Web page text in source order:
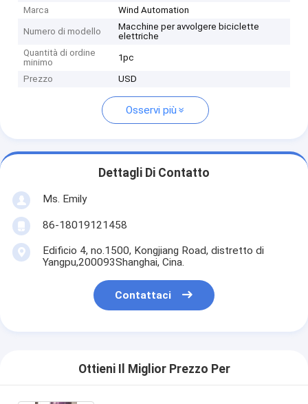
Marca
Wind Automation
Numero di modello
Macchine per avvolgere biciclette
elettriche
Quantità di ordine
minimo
1pc
Prezzo USD
Osservi più
Dettagli Di Contatto
Ms. Emily
86-18019121458
Edificio 4, no.1500, Kongjiang Road, distretto di
Yangpu,200093Shanghai, Cina.
Contattaci
Ottieni Il Miglior Prezzo Per